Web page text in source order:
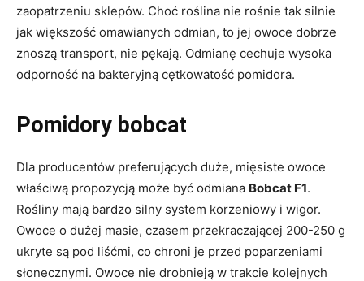
zaopatrzeniu sklepów. Choć roślina nie rośnie tak silnie
jak większość omawianych odmian, to jej owoce dobrze
znoszą transport, nie pękają. Odmianę cechuje wysoka
odporność na bakteryjną cętkowatość pomidora.
Pomidory bobcat
Dla producentów preferujących duże, mięsiste owoce
właściwą propozycją może być odmiana Bobcat F1.
Rośliny mają bardzo silny system korzeniowy i wigor.
Owoce o dużej masie, czasem przekraczającej 200-250 g
ukryte są pod liśćmi, co chroni je przed poparzeniami
słonecznymi. Owoce nie drobnieją w trakcie kolejnych